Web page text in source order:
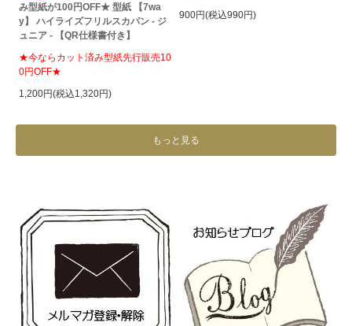
み型紙が100円OFF★ 型紙 【7wa
y】 ハイライズフリルスカパン - ジ
ュニア - 【QR仕様書付き】
★今ならカット済み型紙先行販売10
0円OFF★
1,200円(税込1,320円)
900円(税込990円)
もっと見る